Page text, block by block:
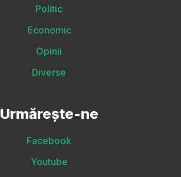
Politic
Economic
Opinii
Diverse
Urmărește-ne
Facebook
Youtube